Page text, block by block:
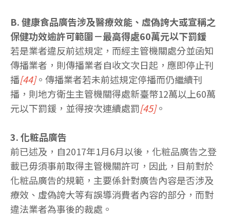
B. 健康食品廣告涉及醫療效能、虛偽誇大或宣稱之
保健功效逾許可範圍－最高得處60萬元以下罰鍰
若是業者違反前述規定，而經主管機關處分並函知
傳播業者，則傳播業者自收文次日起，應即停止刊
播[44]。傳播業者若未前述規定停播而仍繼續刊
播，則地方衛生主管機關得處新臺幣12萬以上60萬
元以下罰鍰，並得按次連續處罰[45]。
3. 化粧品廣告
前已述及，自2017年1月6月以後，化粧品廣告之登
載已毋須事前取得主管機關許可，因此，目前對於
化粧品廣告的規範，主要係針對廣告內容是否涉及
療效、虛偽誇大等有誤導消費者內容的部分，而對
違法業者為事後的裁處。